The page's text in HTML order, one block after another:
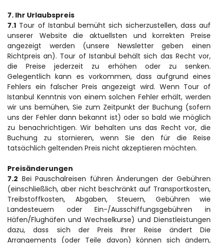
7. Ihr Urlaubspreis
7.1 Tour of Istanbul bemüht sich sicherzustellen, dass auf
unserer Website die aktuellsten und korrekten Preise
angezeigt werden (unsere Newsletter geben einen
Richtpreis an). Tour of Istanbul behält sich das Recht vor,
die Preise jederzeit zu erhöhen oder zu senken.
Gelegentlich kann es vorkommen, dass aufgrund eines
Fehlers ein falscher Preis angezeigt wird. Wenn Tour of
Istanbul Kenntnis von einem solchen Fehler erhält, werden
wir uns bemühen, Sie zum Zeitpunkt der Buchung (sofern
uns der Fehler dann bekannt ist) oder so bald wie möglich
zu benachrichtigen. Wir behalten uns das Recht vor, die
Buchung zu stornieren, wenn Sie den für die Reise
tatsächlich geltenden Preis nicht akzeptieren möchten.
Preisänderungen
7.2 Bei Pauschalreisen führen Änderungen der Gebühren
(einschließlich, aber nicht beschränkt auf Transportkosten,
Treibstoffkosten, Abgaben, Steuern, Gebühren wie
Landesteuern oder Ein-/Ausschiffungsgebühren in
Häfen/Flughäfen und Wechselkurse) und Dienstleistungen
dazu, dass sich der Preis Ihrer Reise ändert Die
Arrangements (oder Teile davon) können sich ändern,